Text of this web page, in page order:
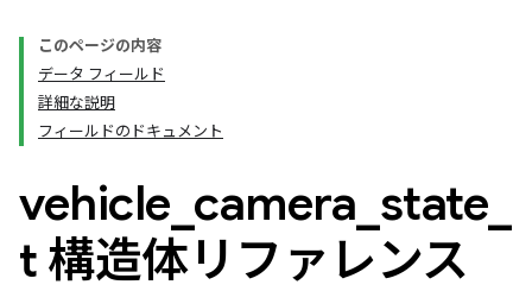
このページの内容
データ フィールド
詳細な説明
フィールドのドキュメント
vehicle camera state
t 構造体リファレンス